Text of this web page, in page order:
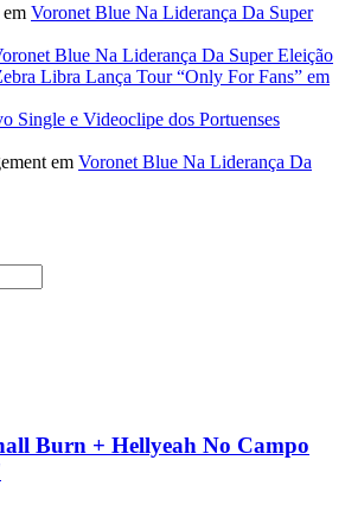
em Voronet Blue Na Liderança Da Super
Blue Na Liderança Da Super Eleição
Libra Lança Tour “Only For Fans” em
Single e Videoclipe dos Portuenses
em Voronet Blue Na Liderança Da
Burn + Hellyeah No Campo